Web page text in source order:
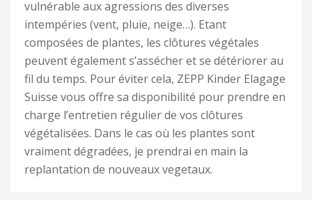
vulnérable aux agressions des diverses
intempéries (vent, pluie, neige…). Etant
composées de plantes, les clôtures végétales
peuvent également s’assécher et se détériorer au
fil du temps. Pour éviter cela, ZEPP Kinder Elagage
Suisse vous offre sa disponibilité pour prendre en
charge l’entretien régulier de vos clôtures
végétalisées. Dans le cas où les plantes sont
vraiment dégradées, je prendrai en main la
replantation de nouveaux vegetaux.